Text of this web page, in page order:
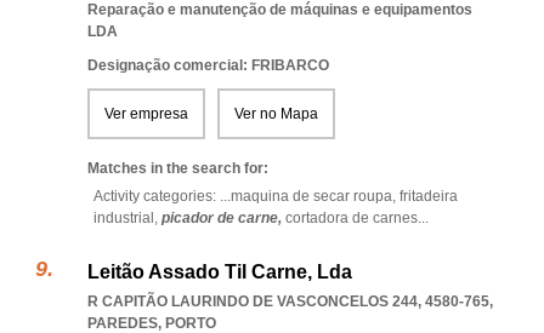
Reparação e manutenção de máquinas e equipamentos
LDA
Designação comercial: FRIBARCO
Ver empresa Ver no Mapa
Matches in the search for:
Activity categories: ...maquina de secar roupa, fritadeira
industrial, picador de carne, cortadora de carnes...
Leitão Assado Til Carne, Lda
R CAPITÃO LAURINDO DE VASCONCELOS 244, 4580-765,
PAREDES, PORTO